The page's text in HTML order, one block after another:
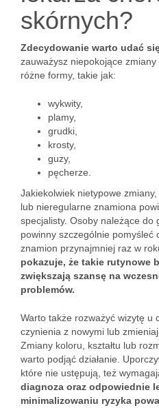
skórnych?
Zdecydowanie warto udać
zauważysz niepokojące
różne formy, takie jak:
wykwity,
plamy,
grudki,
krosty,
guzy,
pęcherze.
Jakiekolwiek nietypowe
lub nieregularne znamiona
specjalisty. Osoby należące do
powinny szczególnie pomyśleć
znamion przynajmniej raz w
pokazuje, że takie rutynowe
zwiększają szansę na
problemów.
Warto także rozważyć wizytę u
czynienia z nowymi lub
Zmiany koloru, kształtu lub
warto podjąć działanie.
które nie ustępują, też
diagnoza oraz odpowiednie
minimalizowaniu ryzyka